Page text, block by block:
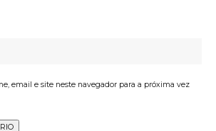
email e site neste navegador para a próxima vez